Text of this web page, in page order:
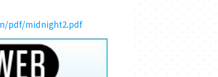
pdf/midnight2.pdf